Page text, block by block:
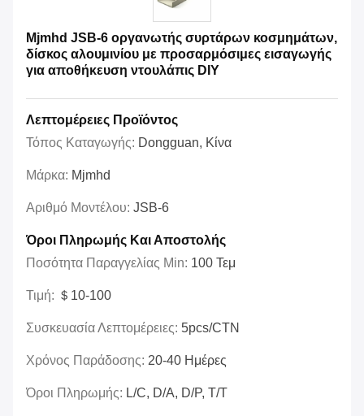
Mjmhd JSB-6 οργανωτής συρτάρων κοσμημάτων,
δίσκος αλουμινίου με προσαρμόσιμες εισαγωγής
για αποθήκευση ντουλάπις DIY
Λεπτομέρειες Προϊόντος
Τόπος Καταγωγής: Dongguan, Κίνα
Μάρκα: Mjmhd
Αριθμό Μοντέλου: JSB-6
Όροι Πληρωμής Και Αποστολής
Ποσότητα Παραγγελίας Min: 100 Τεμ
Τιμή: ＄10-100
Συσκευασία Λεπτομέρειες: 5pcs/CTN
Χρόνος Παράδοσης: 20-40 Ημέρες
Όροι Πληρωμής: L/C, D/A, D/P, T/T